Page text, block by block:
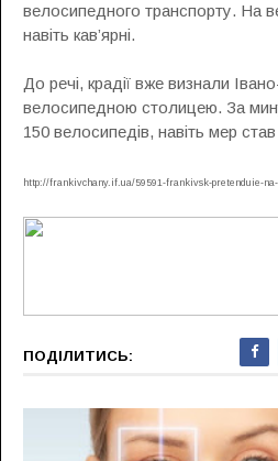
велосипедного транспорту. На
навіть кав’ярні.
До речі, крадії вже визнали
велосипедною столицею. За
150 велосипедів, навіть мер
http://frankivchany.if.ua/59591-frankivsk-pretenduie-
ПОДІЛИТИСЬ: